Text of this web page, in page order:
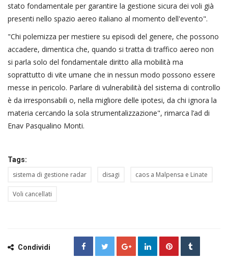
stato fondamentale per garantire la gestione sicura dei voli già
presenti nello spazio aereo italiano al momento dell'evento".
"Chi polemizza per mestiere su episodi del genere, che possono
accadere, dimentica che, quando si tratta di traffico aereo non
si parla solo del fondamentale diritto alla mobilità ma
soprattutto di vite umane che in nessun modo possono essere
messe in pericolo. Parlare di vulnerabilità del sistema di controllo
è da irresponsabili o, nella migliore delle ipotesi, da chi ignora la
materia cercando la sola strumentalizzazione", rimarca l’ad di
Enav Pasqualino Monti.
Tags:
sistema di gestione radar disagi caos a Malpensa e Linate
Voli cancellati
Condividi